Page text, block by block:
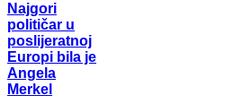
Najgori
političar u
poslijeratnoj
Europi bila je
Angela
Merkel